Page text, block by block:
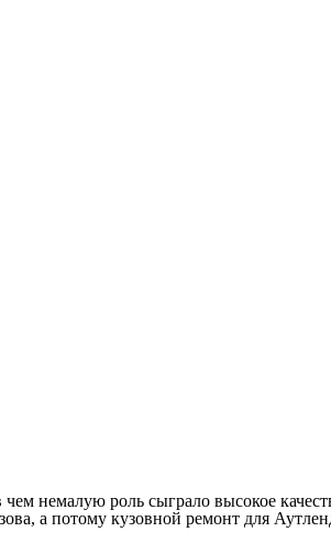
немалую роль сыграло высокое
а потому кузовной ремонт для